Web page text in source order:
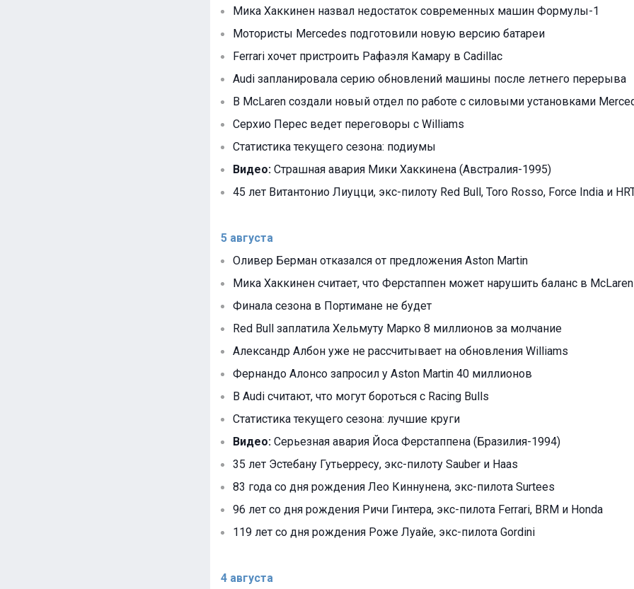
Мика Хаккинен назвал недостаток современных машин Формулы-1
Мотористы Mercedes подготовили новую версию батареи
Ferrari хочет пристроить Рафаэля Камару в Cadillac
Audi запланировала серию обновлений машины после летнего перерыва
В McLaren создали новый отдел по работе с силовыми установками
Серхио Перес ведет переговоры с Williams
Статистика текущего сезона: подиумы
Видео: Страшная авария Мики Хаккинена (Австралия-1995)
45 лет Витантонио Лиуцци, экс-пилоту Red Bull, Toro Rosso, Force India и
5 августа
Оливер Берман отказался от предложения Aston Martin
Мика Хаккинен считает, что Ферстаппен может нарушить баланс в McLaren
Финала сезона в Портимане не будет
Red Bull заплатила Хельмуту Марко 8 миллионов за молчание
Александр Албон уже не рассчитывает на обновления Williams
Фернандо Алонсо запросил у Aston Martin 40 миллионов
В Audi считают, что могут бороться с Racing Bulls
Статистика текущего сезона: лучшие круги
Видео: Серьезная авария Йоса Ферстаппена (Бразилия-1994)
35 лет Эстебану Гутьерресу, экс-пилоту Sauber и Haas
83 года со дня рождения Лео Киннунена, экс-пилота Surtees
96 лет со дня рождения Ричи Гинтера, экс-пилота Ferrari, BRM и Honda
119 лет со дня рождения Роже Луайе, экс-пилота Gordini
4 августа